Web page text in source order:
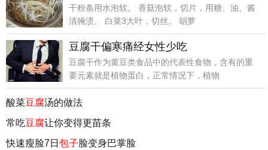
干粉条用水泡软。 香菇泡软，切片，用糖、油、酱
清腌渍。 白菜3大叶，切丝。 胡萝
豆腐干偏寒痛经女性少吃
豆腐干作为黄豆类食品中的代表性食物，含有的重
要元素就是植物蛋白，正常情况下，植物
酸菜豆腐汤的做法
常吃豆腐让你变得更苗条
快速瘦脸7日 包子脸变身巴掌脸